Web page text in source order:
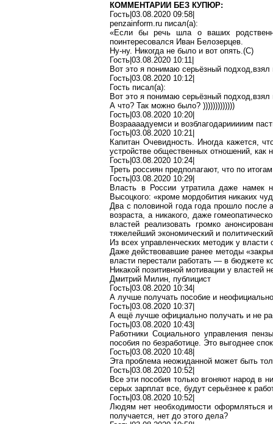
КОММЕНТАРИИ БЕЗ КУПЮР:
Гость|03.08.2020 09:58|
penzainform.ru писал(a):
«Если бы речь шла о ваших
поинтересовался Иван Белозерцев.
Ну-ну. Никогда не было и вот опять.(С)
Гость|03.08.2020 10:11|
Вот это я понимаю серьёзный подход,взял
Гость|03.08.2020 10:12|
Гость писал(a):
Вот это я понимаю серьёзный подход,взял
А что? Так можно было? )))))))))))))
Гость|03.08.2020 10:20|
Возраааадуемси и возблагодарииииим
Гость|03.08.2020 10:21|
Капитан Очевидность. Иногдакажется,
устройстве общественных отношений, как
Гость|03.08.2020 10:24|
Треть россиян предполагают, что по
Гость|03.08.2020 10:29|
Власть в России утратила даже намек
Высоцкого: «кроме мордобития никаких
Два с половиной годагодапрошло после
возраста, а никакого, даже
властей реализовать громко
тяжелейший экономический и
Из всех управленческих методик у
Даже действовавшие ранее методы
власти перестали работать — в бюджете
Никакой позитивной мотивации у властей
Дмитрий Милин, публицист
Гость|03.08.2020 10:34|
А лучше получать пособие и
Гость|03.08.2020 10:37|
А ещё лучше официально получать и не
Гость|03.08.2020 10:43|
Работники Социального управления
пособия по безработице. Это выгоднее
Гость|03.08.2020 10:48|
Эта проблема неожиданной может быть
Гость|03.08.2020 10:52|
Все эти пособия только вгоняют народ в
серых зарплат все, будут серьёзнее к
Гость|03.08.2020 10:52|
Людям нет необходимости оформляться и
получается, нет до этого дела?